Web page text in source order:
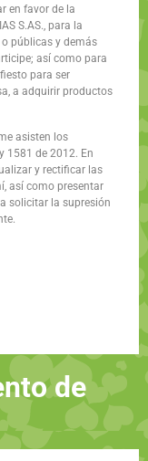
en favor de la
S.AS., para la
públicas y demás
así como para
para ser
a adquirir productos
asisten los
1581 de 2012. En
y rectificar las
así como presentar
solicitar la supresión
de